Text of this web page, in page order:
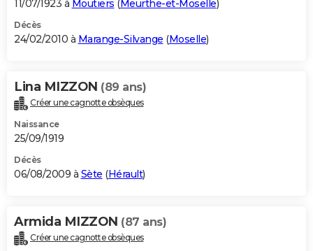
11/07/1923 à Moutiers ( Meurthe-et-Moselle)
Décès
24/02/2010 à Marange-Silvange (Moselle)
Lina MIZZON (89 ans)
Créer une cagnotte obsèques
Naissance
25/09/1919
Décès
06/08/2009 à Sète (Hérault)
Armida MIZZON (87 ans)
Créer une cagnotte obsèques